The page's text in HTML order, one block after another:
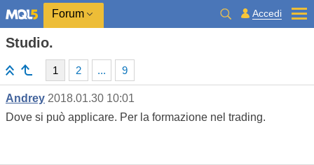
Forum Accedi
Studio.
1 2 ... 9
Andrey 2018.01.30 10:01
Dove si può applicare. Per la formazione nel trading.